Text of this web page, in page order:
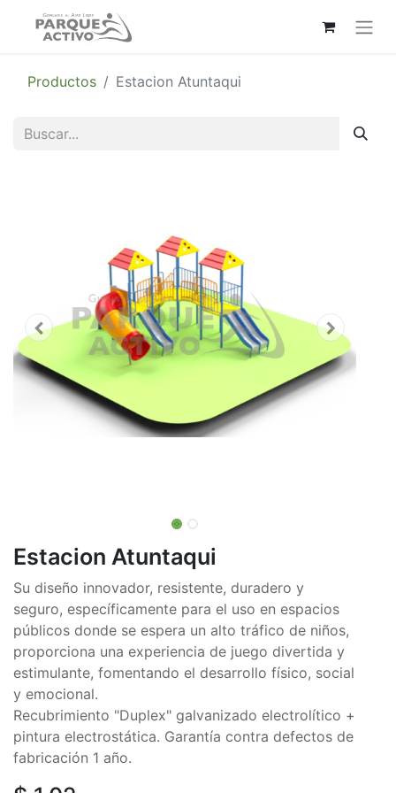
Productos Estacion Atuntaqui
Estacion Atuntaqui
Su diseño innovador, resistente, duradero y
seguro, específicamente para el uso en espacios
públicos donde se espera un alto tráfico de niños,
proporciona una experiencia de juego divertida y
estimulante, fomentando el desarrollo físico, social
y emocional.
Recubrimiento "Duplex" galvanizado electrolítico +
pintura electrostática. Garantía contra defectos de
fabricación 1 año.